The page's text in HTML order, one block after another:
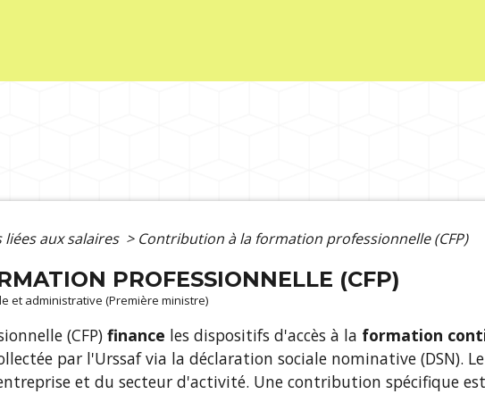
liées aux salaires > Contribution à la formation professionnelle (CFP)
PROFESSIONNELLE (CFP)
et administrative (Première ministre)
(CFP) finance les dispositifs d'accès à la formation
par l'Urssaf via la déclaration sociale nominative (DSN).
et du secteur d'activité. Une contribution spécifique